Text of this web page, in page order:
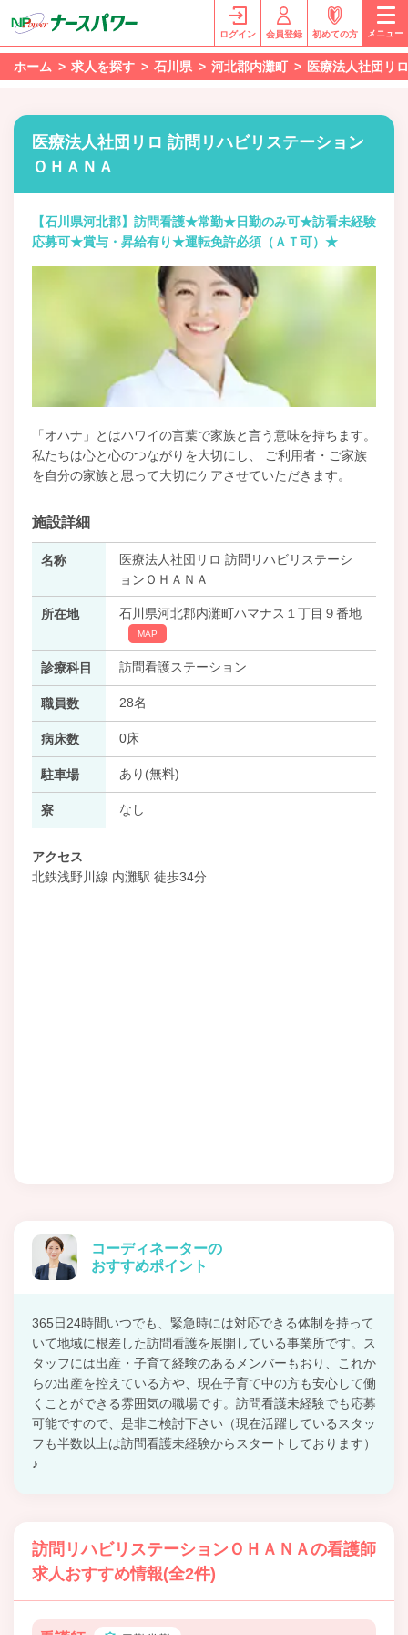
ログイン 会員登録 初めての方 メニュー
ホーム 求人を探す 石川県 河北郡内灘町 医療法人社団リ
医療法人社団リロ 訪問リハビリステーション
ＯＨＡＮＡ
【石川県河北郡】訪問看護★常勤★日勤のみ可★訪看未経験
応募可★賞与・昇給有り★運転免許必須（ＡＴ可）★
「オハナ」とはハワイの言葉で家族と言う意味を持ちます。
私たちは心と心のつながりを大切にし、 ご利用者・ご家族
を自分の家族と思って大切にケアさせていただきます。
施設詳細
名称
医療法人社団リロ 訪問リハビリステーシ
ョンＯＨＡＮＡ
所在地 石川県河北郡内灘町ハマナス１丁目９番地
MAP
診療科目 訪問看護ステーション
職員数 28名
病床数 0床
駐車場 あり(無料)
寮 なし
アクセス
北鉄浅野川線 内灘駅 徒歩34分
コーディネーターの
おすすめポイント
365日24時間いつでも、緊急時には対応できる体制を持って
いて地域に根差した訪問看護を展開している事業所です。ス
タッフには出産・子育て経験のあるメンバーもおり、これか
らの出産を控えている方や、現在子育て中の方も安心して働
くことができる雰囲気の職場です。訪問看護未経験でも応募
可能ですので、是非ご検討下さい（現在活躍しているスタッ
フも半数以上は訪問看護未経験からスタートしております）
♪
訪問リハビリステーションＯＨＡＮＡの看護師
求人おすすめ情報(全2件)